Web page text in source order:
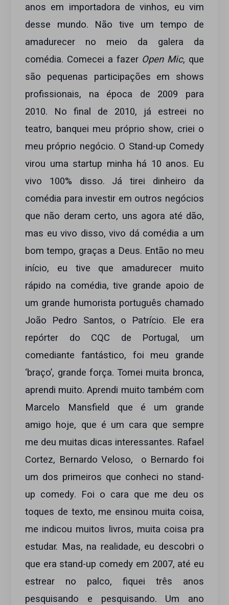
anos em importadora de vinhos, eu vim
desse mundo. Não tive um tempo de
amadurecer no meio da galera da
comédia. Comecei a fazer Open Mic, que
são pequenas participações em shows
profissionais, na época de 2009 para
2010. No final de 2010, já estreei no
teatro, banquei meu próprio show, criei o
meu próprio negócio. O Stand-up Comedy
virou uma startup minha há 10 anos. Eu
vivo 100% disso. Já tirei dinheiro da
comédia para investir em outros negócios
que não deram certo, uns agora até dão,
mas eu vivo disso, vivo dá comédia a um
bom tempo, graças a Deus. Então no meu
início, eu tive que amadurecer muito
rápido na comédia, tive grande apoio de
um grande humorista português chamado
João Pedro Santos, o Patrício. Ele era
repórter do CQC de Portugal, um
comediante fantástico, foi meu grande
‘braço’, grande força. Tomei muita bronca,
aprendi muito. Aprendi muito também com
Marcelo Mansfield que é um grande
amigo hoje, que é um cara que sempre
me deu muitas dicas interessantes. Rafael
Cortez, Bernardo Veloso, o Bernardo foi
um dos primeiros que conheci no stand-
up comedy. Foi o cara que me deu os
toques de texto, me ensinou muita coisa,
me indicou muitos livros, muita coisa pra
estudar. Mas, na realidade, eu descobri o
que era stand-up comedy em 2007, até eu
estrear no palco, fiquei três anos
pesquisando e pesquisando. Um ano